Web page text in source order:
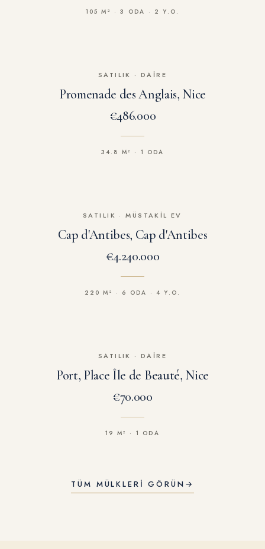
105 M² · 3 ODA · 2 Y.O.
SATILIK ·DAIRE
Promenade des Anglais, Nice
€486.000
34.8 M² · 1 ODA
SATILIK ·MÜSTAKIL EV
Cap d'Antibes, Cap d'Antibes
€4.240.000
220 M² · 6 ODA · 4 Y.O.
SATILIK ·DAIRE
Port, Place Île de Beauté, Nice
€70.000
19 M² · 1 ODA
TÜM MÜLKLERI GÖRÜN →